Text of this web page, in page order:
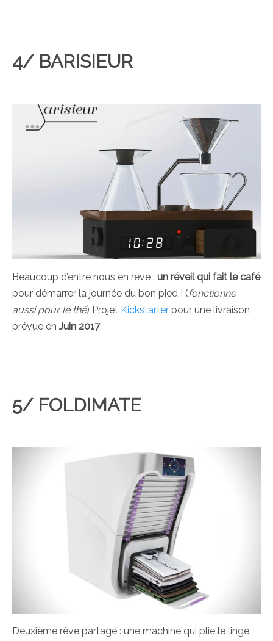
4/ BARISIEUR
Beaucoup d’entre nous en rêve : un réveil qui fait le café
pour démarrer la journée du bon pied ! (fonctionne
aussi pour le thé) Projet Kickstarter pour une livraison
prévue en Juin 2017.
5/ FOLDIMATE
Deuxième rêve partagé : une machine qui plie le linge